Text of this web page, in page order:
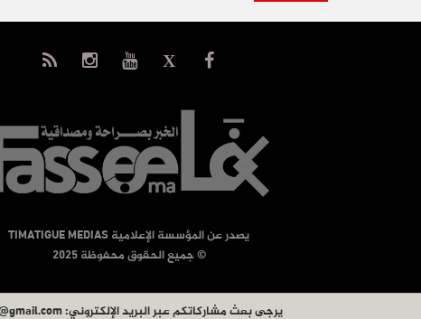
يصدر عن المؤسسة الإعلامية TIMATIGUE MEDIAS
© جميع الحقوق محفوظة 2025
يرجى بعث مشاركاتكم عبر البريد الإلكتروني: